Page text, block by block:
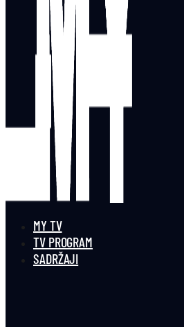
MY TV
TV PROGRAM
SADRŽAJI